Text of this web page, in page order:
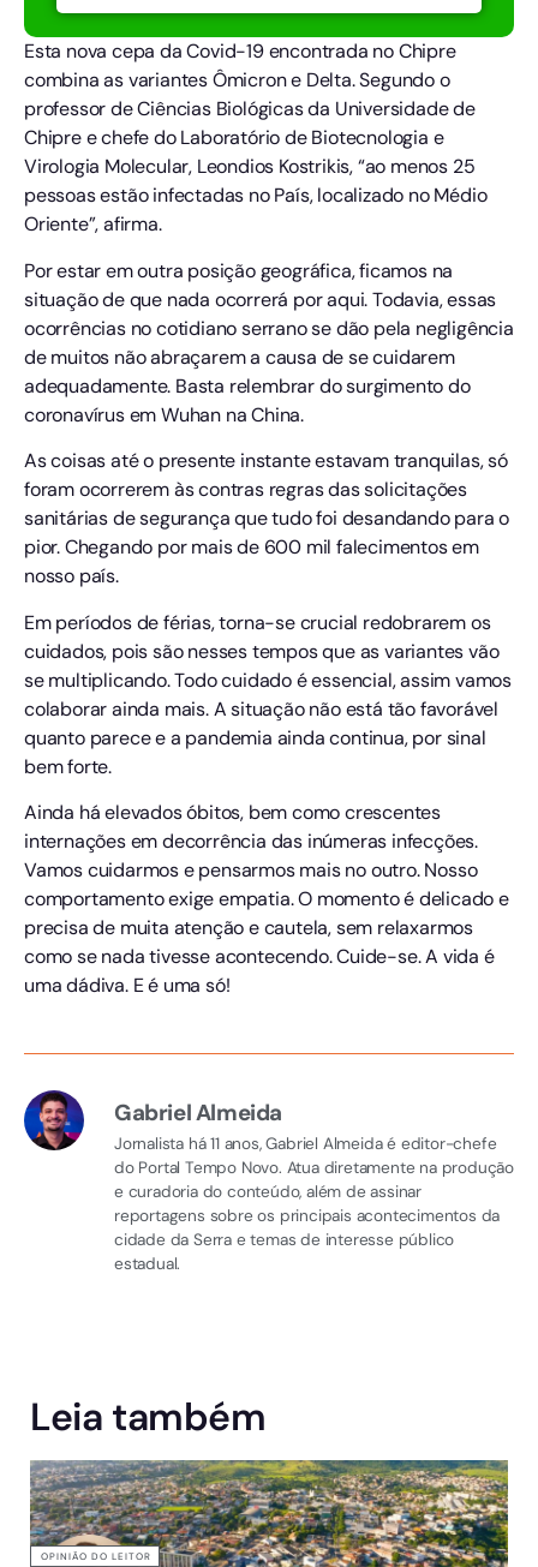
Esta nova cepa da Covid-19 encontrada no Chipre
combina as variantes Ômicron e Delta. Segundo o
professor de Ciências Biológicas da Universidade de
Chipre e chefe do Laboratório de Biotecnologia e
Virologia Molecular, Leondios Kostrikis, “ao menos 25
pessoas estão infectadas no País, localizado no Médio
Oriente”, afirma.
Por estar em outra posição geográfica, ficamos na
situação de que nada ocorrerá por aqui. Todavia, essas
ocorrências no cotidiano serrano se dão pela negligência
de muitos não abraçarem a causa de se cuidarem
adequadamente. Basta relembrar do surgimento do
coronavírus em Wuhan na China.
As coisas até o presente instante estavam tranquilas, só
foram ocorrerem às contras regras das solicitações
sanitárias de segurança que tudo foi desandando para o
pior. Chegando por mais de 600 mil falecimentos em
nosso país.
Em períodos de férias, torna-se crucial redobrarem os
cuidados, pois são nesses tempos que as variantes vão
se multiplicando. Todo cuidado é essencial, assim vamos
colaborar ainda mais. A situação não está tão favorável
quanto parece e a pandemia ainda continua, por sinal
bem forte.
Ainda há elevados óbitos, bem como crescentes
internações em decorrência das inúmeras infecções.
Vamos cuidarmos e pensarmos mais no outro. Nosso
comportamento exige empatia. O momento é delicado e
precisa de muita atenção e cautela, sem relaxarmos
como se nada tivesse acontecendo. Cuide-se. A vida é
uma dádiva. E é uma só!
Gabriel Almeida
Jornalista há 11 anos, Gabriel Almeida é editor-chefe
do Portal Tempo Novo. Atua diretamente na produção
e curadoria do conteúdo, além de assinar
reportagens sobre os principais acontecimentos da
cidade da Serra e temas de interesse público
estadual.
Leia também
OPINIÃO DO LEITOR